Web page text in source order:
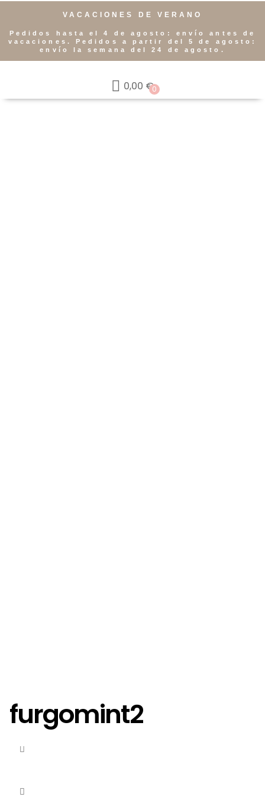
VACACIONES DE VERANO
Pedidos hasta el 4 de agosto: envío antes de
vacaciones. Pedidos a partir del 5 de agosto:
envío la semana del 24 de agosto.
0,00 €0
furgomint2